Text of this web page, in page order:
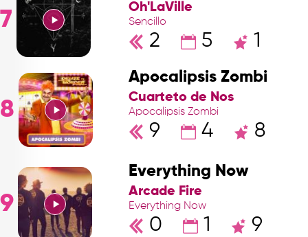
7 Oh'LaVille
Sencillo
2 5 1
8
Apocalipsis Zombi
Cuarteto de Nos
Apocalipsis Zombi
9 4 8
9
Everything Now
Arcade Fire
Everything Now
0 1 9